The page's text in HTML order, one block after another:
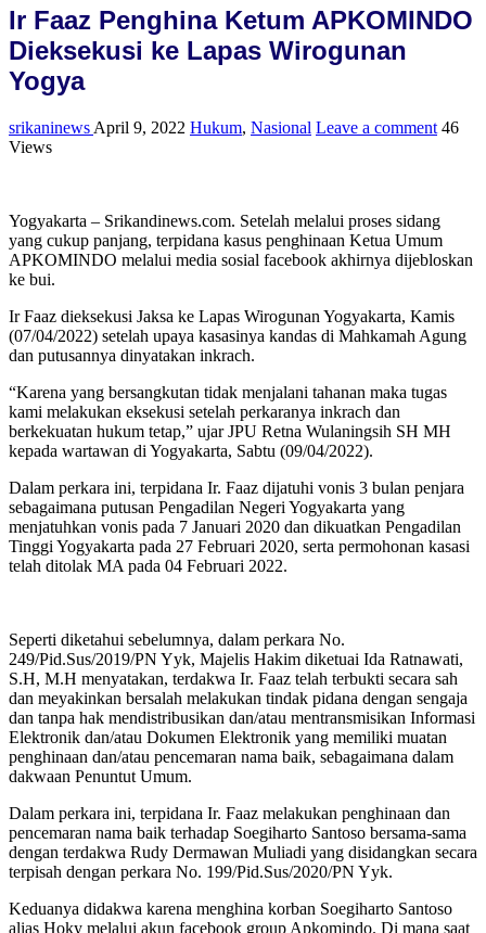
Ir Faaz Penghina Ketum APKOMINDO
Dieksekusi ke Lapas Wirogunan
Yogya
srikaninews April 9, 2022 Hukum, Nasional Leave a comment 46
Views
Yogyakarta – Srikandinews.com. Setelah melalui proses sidang
yang cukup panjang, terpidana kasus penghinaan Ketua Umum
APKOMINDO melalui media sosial facebook akhirnya dijebloskan
ke bui.
Ir Faaz dieksekusi Jaksa ke Lapas Wirogunan Yogyakarta, Kamis
(07/04/2022) setelah upaya kasasinya kandas di Mahkamah Agung
dan putusannya dinyatakan inkrach.
“Karena yang bersangkutan tidak menjalani tahanan maka tugas
kami melakukan eksekusi setelah perkaranya inkrach dan
berkekuatan hukum tetap,” ujar JPU Retna Wulaningsih SH MH
kepada wartawan di Yogyakarta, Sabtu (09/04/2022).
Dalam perkara ini, terpidana Ir. Faaz dijatuhi vonis 3 bulan penjara
sebagaimana putusan Pengadilan Negeri Yogyakarta yang
menjatuhkan vonis pada 7 Januari 2020 dan dikuatkan Pengadilan
Tinggi Yogyakarta pada 27 Februari 2020, serta permohonan kasasi
telah ditolak MA pada 04 Februari 2022.
Seperti diketahui sebelumnya, dalam perkara No.
249/Pid.Sus/2019/PN Yyk, Majelis Hakim diketuai Ida Ratnawati,
S.H, M.H menyatakan, terdakwa Ir. Faaz telah terbukti secara sah
dan meyakinkan bersalah melakukan tindak pidana dengan sengaja
dan tanpa hak mendistribusikan dan/atau mentransmisikan Informasi
Elektronik dan/atau Dokumen Elektronik yang memiliki muatan
penghinaan dan/atau pencemaran nama baik, sebagaimana dalam
dakwaan Penuntut Umum.
Dalam perkara ini, terpidana Ir. Faaz melakukan penghinaan dan
pencemaran nama baik terhadap Soegiharto Santoso bersama-sama
dengan terdakwa Rudy Dermawan Muliadi yang disidangkan secara
terpisah dengan perkara No. 199/Pid.Sus/2020/PN Yyk.
Keduanya didakwa karena menghina korban Soegiharto Santoso
alias Hoky melalui akun facebook group Apkomindo. Di mana saat